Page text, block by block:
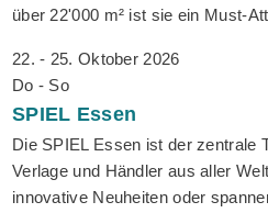
über 22'000 m² ist sie ein Must-
22. - 25. Oktober 2026
Do - So
SPIEL Essen
Die SPIEL Essen ist der zentrale
Verlage und Händler aus aller
innovative Neuheiten oder